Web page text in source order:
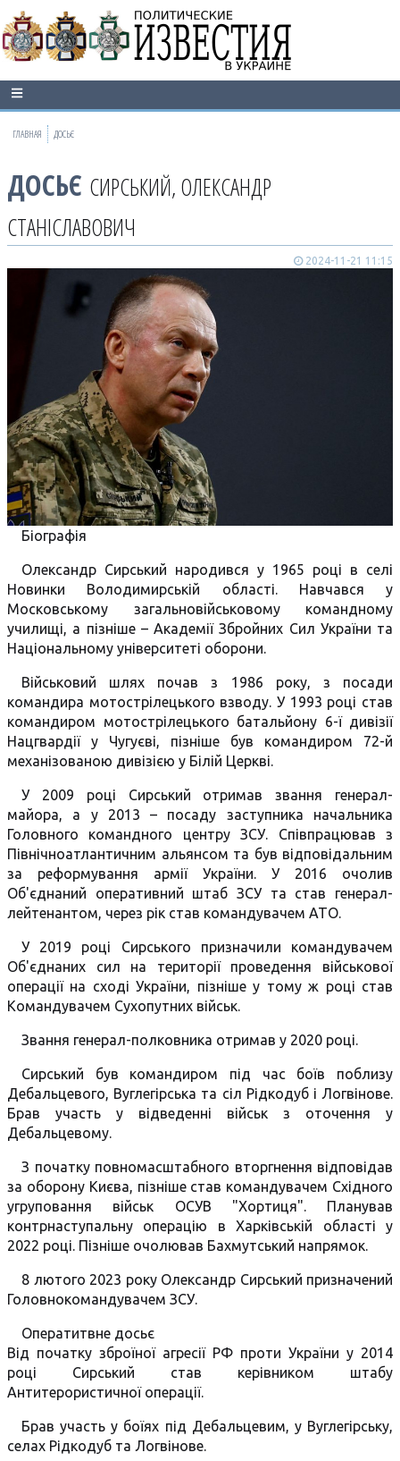
ГЛАВНАЯ ДОСЬЄ
ДОСЬЄ СИРСЬКИЙ, ОЛЕКСАНДР
СТАНІСЛАВОВИЧ
2024-11-21 11:15
Біографія
Олександр Сирський народився у 1965 році в селі
Новинки Володимирській області. Навчався у
Московському загальновійськовому командному
училищі, а пізніше – Академії Збройних Сил України та
Національному університеті оборони.
Військовий шлях почав з 1986 року, з посади
командира мотострілецького взводу. У 1993 році став
командиром мотострілецького батальйону 6-ї дивізії
Нацгвардії у Чугуєві, пізніше був командиром 72-й
механізованою дивізією у Білій Церкві.
У 2009 році Сирський отримав звання генерал-
майора, а у 2013 – посаду заступника начальника
Головного командного центру ЗСУ. Співпрацював з
Північноатлантичним альянсом та був відповідальним
за реформування армії України. У 2016 очолив
Об'єднаний оперативний штаб ЗСУ та став генерал-
лейтенантом, через рік став командувачем АТО.
У 2019 році Сирського призначили командувачем
Об'єднаних сил на території проведення військової
операції на сході України, пізніше у тому ж році став
Командувачем Сухопутних військ.
Звання генерал-полковника отримав у 2020 році.
Сирський був командиром під час боїв поблизу
Дебальцевого, Вуглегірська та сіл Рідкодуб і Логвінове.
Брав участь у відведенні військ з оточення у
Дебальцевому.
З початку повномасштабного вторгнення відповідав
за оборону Києва, пізніше став командувачем Східного
угруповання військ ОСУВ "Хортиця". Планував
контрнаступальну операцію в Харківській області у
2022 році. Пізніше очолював Бахмутський напрямок.
8 лютого 2023 року Олександр Сирський призначений
Головнокомандувачем ЗСУ.
Оператитвне досьє
Від початку зброїної агресії РФ проти України у 2014
році Сирський став керівником штабу
Антитерористичної операції.
Брав участь у боїях під Дебальцевим, у Вуглегірську,
селах Рідкодуб та Логвінове.